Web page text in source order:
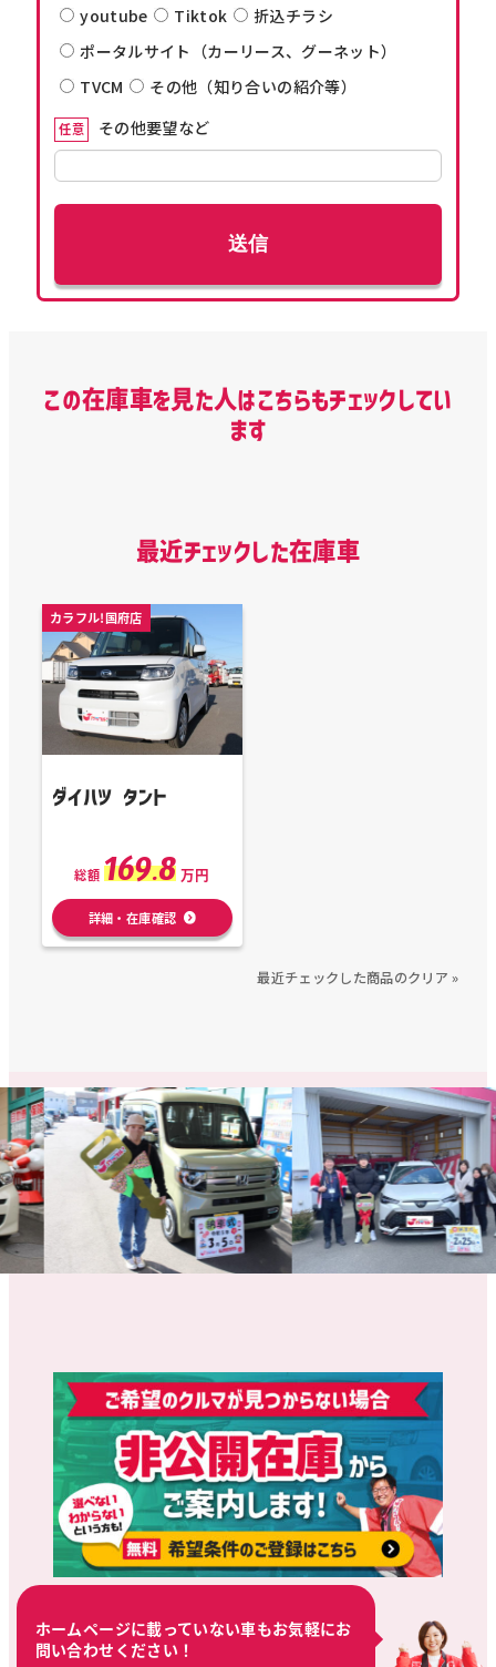
youtube Tiktok
折込チラシ
ポータルサイト（カーリース、グーネット）
TVCM
その他（知り合いの紹介等）
任意 その他要望など
この在庫車を見た人はこちらもチェックしてい
ます
最近チェックした在庫車
カラフル!国府店
ダイハツ タント
総額 169.8 万円
詳細・在庫確認
最近チェックした商品のクリア »
ホームページに載っていない車もお気軽にお
問い合わせください！